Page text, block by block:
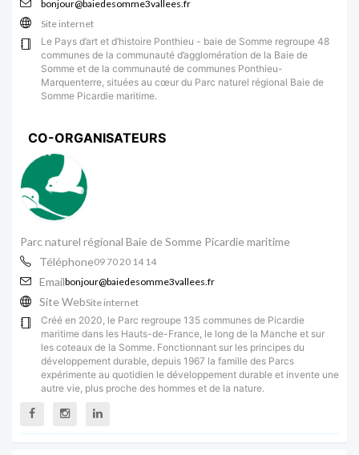
bonjour@baiedesomme3vallees.fr
Site internet
Le Pays d’art et d’histoire Ponthieu - baie de Somme regroupe 48
communes de la communauté d’agglomération de la Baie de
Somme et de la communauté de communes Ponthieu-
Marquenterre, situées au cœur du Parc naturel régional Baie de
Somme Picardie maritime.
CO-ORGANISATEURS
Parc naturel régional Baie de Somme Picardie maritime
Téléphone09 70 20 14 14
Emailbonjour@baiedesomme3vallees.fr
Site WebSite internet
Créé en 2020, le Parc regroupe 135 communes de Picardie
maritime dans les Hauts-de-France, le long de la Manche et sur
les coteaux de la Somme. Fonctionnant sur les principes du
développement durable, depuis 1967 la famille des Parcs
expérimente au quotidien le développement durable et invente une
autre vie, plus proche des hommes et de la nature.